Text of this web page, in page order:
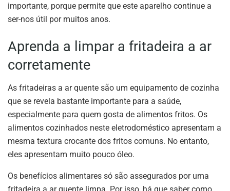
importante, porque permite que este aparelho continue a
ser-nos útil por muitos anos.
Aprenda a limpar a fritadeira a ar
corretamente
As fritadeiras a ar quente são um equipamento de cozinha
que se revela bastante importante para a saúde,
especialmente para quem gosta de alimentos fritos. Os
alimentos cozinhados neste eletrodoméstico apresentam a
mesma textura crocante dos fritos comuns. No entanto,
eles apresentam muito pouco óleo.
Os benefícios alimentares só são assegurados por uma